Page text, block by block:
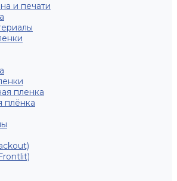
и печати
пленка
плёнка